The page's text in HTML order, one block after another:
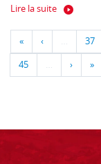
Lire la suite
« ‹ … 37
45 … › »